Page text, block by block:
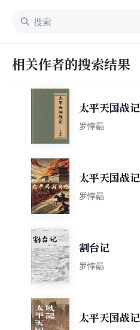
相关作者的搜索结果
太平天国战记
罗惇曧
太平天国战记
罗惇曧
割台记
罗惇曧
太平天国战记